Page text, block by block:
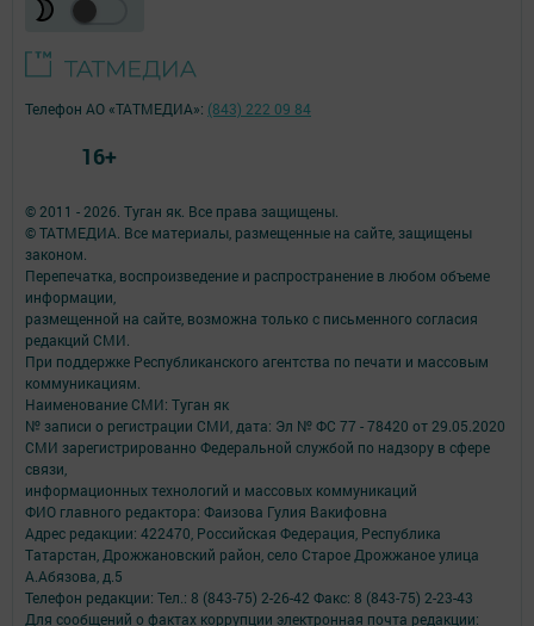
© 2011 - 2026. Туган як. Все права защищены.
© ТАТМЕДИА. Все материалы, размещенные на сайте, защищены
законом.
Перепечатка, воспроизведение и распространение в любом объеме
информации,
размещенной на сайте, возможна только с письменного согласия
редакций СМИ.
При поддержке Республиканского агентства по печати и массовым
коммуникациям.
Наименование СМИ: Туган як
№ записи о регистрации СМИ, дата: Эл № ФС 77 - 78420 от 29.05.2020
СМИ зарегистрированно Федеральной службой по надзору в сфере
связи,
информационных технологий и массовых коммуникаций
ФИО главного редактора: Фаизова Гулия Вакифовна
Адрес редакции: 422470, Российская Федерация, Республика
Татарстан, Дрожжановский район, село Старое Дрожжаное улица
А.Абязова, д.5
Телефон редакции: Тел.: 8 (843-75) 2-26-42 Факс: 8 (843-75) 2-23-43
Для сообщений о фактах коррупции электронная почта редакции:
Телефон АО «ТАТМЕДИА»: (843) 222 09 84
16+